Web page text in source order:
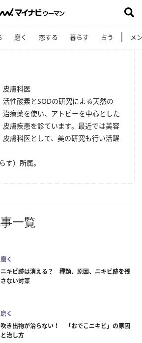
磨く 恋する 暮らす 占う メ
皮膚科医
活性酸素とSODの研究による天然の
治療薬を使い、アトピーを中心とした
皮膚疾患を診ています。最近では美容
皮膚科医として、美の研究も行い活躍
す）所属。
一覧
磨く
ニキビ跡は消える？ 種類、原因、ニキビ跡を残
さない対策
磨く
吹き出物が治らない！ 「おでこニキビ」の原因
と治し方